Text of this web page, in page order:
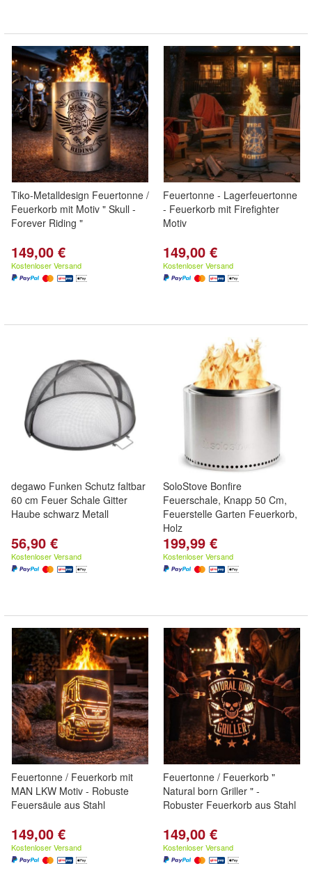
Tiko-Metalldesign Feuertonne /
Feuerkorb mit Motiv " Skull -
Forever Riding "
149,00 €
Kostenloser Versand
Feuertonne - Lagerfeuertonne
- Feuerkorb mit Firefighter
Motiv
149,00 €
Kostenloser Versand
degawo Funken Schutz faltbar
60 cm Feuer Schale Gitter
Haube schwarz Metall
56,90 €
Kostenloser Versand
SoloStove Bonfire
Feuerschale, Knapp 50 Cm,
Feuerstelle Garten Feuerkorb,
Holz
199,99 €
Kostenloser Versand
Feuertonne / Feuerkorb mit
MAN LKW Motiv - Robuste
Feuersäule aus Stahl
149,00 €
Kostenloser Versand
Feuertonne / Feuerkorb "
Natural born Griller " -
Robuster Feuerkorb aus Stahl
149,00 €
Kostenloser Versand